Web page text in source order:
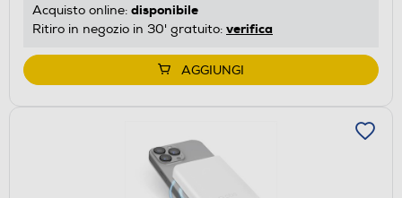
Acquisto online: disponibile
Ritiro in negozio in 30' gratuito: verifica
AGGIUNGI